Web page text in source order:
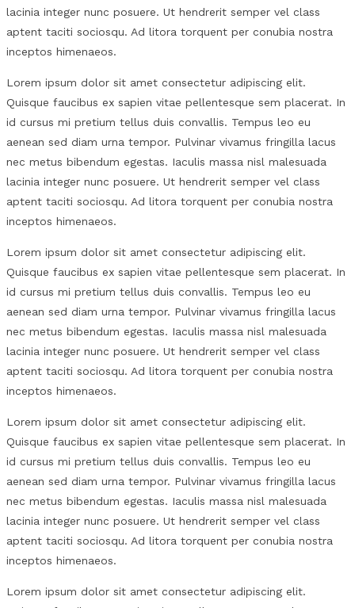
lacinia integer nunc posuere. Ut hendrerit semper vel class
aptent taciti sociosqu. Ad litora torquent per conubia nostra
inceptos himenaeos.
Lorem ipsum dolor sit amet consectetur adipiscing elit.
Quisque faucibus ex sapien vitae pellentesque sem placerat. In
id cursus mi pretium tellus duis convallis. Tempus leo eu
aenean sed diam urna tempor. Pulvinar vivamus fringilla lacus
nec metus bibendum egestas. Iaculis massa nisl malesuada
lacinia integer nunc posuere. Ut hendrerit semper vel class
aptent taciti sociosqu. Ad litora torquent per conubia nostra
inceptos himenaeos.
Lorem ipsum dolor sit amet consectetur adipiscing elit.
Quisque faucibus ex sapien vitae pellentesque sem placerat. In
id cursus mi pretium tellus duis convallis. Tempus leo eu
aenean sed diam urna tempor. Pulvinar vivamus fringilla lacus
nec metus bibendum egestas. Iaculis massa nisl malesuada
lacinia integer nunc posuere. Ut hendrerit semper vel class
aptent taciti sociosqu. Ad litora torquent per conubia nostra
inceptos himenaeos.
Lorem ipsum dolor sit amet consectetur adipiscing elit.
Quisque faucibus ex sapien vitae pellentesque sem placerat. In
id cursus mi pretium tellus duis convallis. Tempus leo eu
aenean sed diam urna tempor. Pulvinar vivamus fringilla lacus
nec metus bibendum egestas. Iaculis massa nisl malesuada
lacinia integer nunc posuere. Ut hendrerit semper vel class
aptent taciti sociosqu. Ad litora torquent per conubia nostra
inceptos himenaeos.
Lorem ipsum dolor sit amet consectetur adipiscing elit.